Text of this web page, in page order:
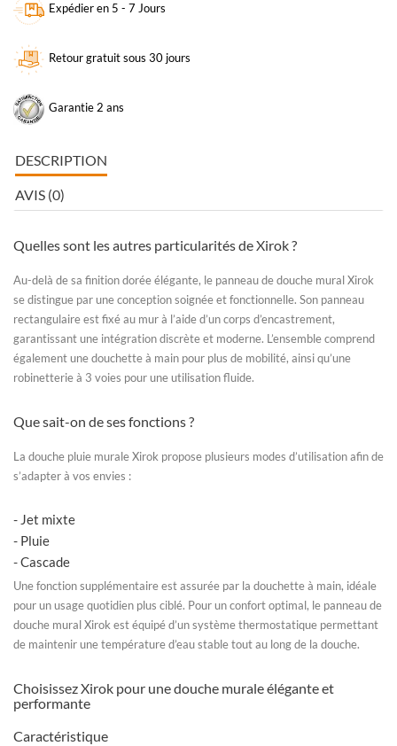
Expédier en 5 - 7 Jours
Retour gratuit sous 30 jours
Garantie 2 ans
DESCRIPTION
AVIS (0)
Quelles sont les autres particularités de Xirok ?
Au-delà de sa finition dorée élégante, le panneau de douche muralXirok
se distingue par une conception soignée et fonctionnelle. Son panneau
rectangulaire est fixé au mur à l’aide d’un corps d’encastrement,
garantissant une intégration discrète et moderne. L’ensemble comprend
également une douchette à main pour plus de mobilité, ainsi qu’une
robinetterie à 3 voies pour une utilisation fluide.
Que sait-on de ses fonctions ?
La douche pluie muraleXirok propose plusieurs modes d’utilisation afin de
s’adapter à vos envies :
- Jet mixte
- Pluie
- Cascade
Une fonction supplémentaire est assurée par la douchette à main, idéale
pour un usage quotidien plus ciblé. Pour un confort optimal, le panneau de
douche muralXirok est équipé d’un système thermostatique permettant
de maintenir une température d’eau stable tout au long de la douche.
Choisissez Xirok pour une douche murale élégante et
performante
Caractéristique